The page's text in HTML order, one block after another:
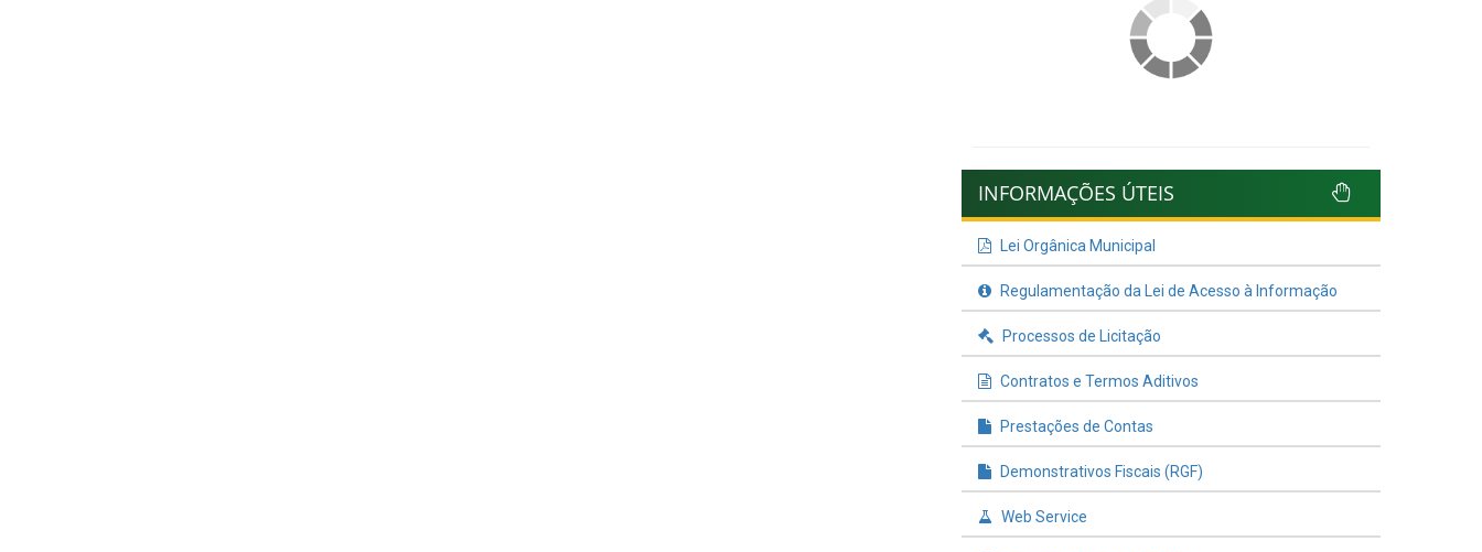
INFORMAÇÕES ÚTEIS
Lei Orgânica Municipal
Regulamentação da Lei de Acesso à Informação
Processos de Licitação
Contratos e Termos Aditivos
Prestações de Contas
Demonstrativos Fiscais (RGF)
Web Service